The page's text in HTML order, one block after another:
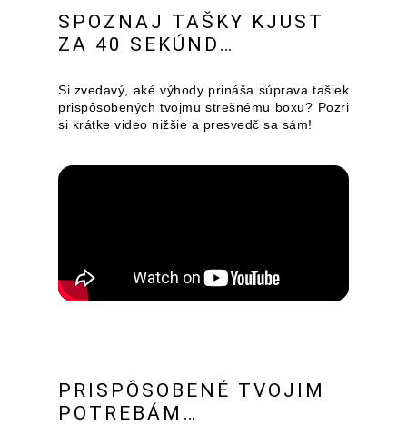
SPOZNAJ TAŠKY KJUST
ZA 40 SEKÚND…
Si zvedavý, aké výhody prináša súprava tašiek
prispôsobených tvojmu strešnému boxu? Pozri
si krátke video nižšie a presvedč sa sám!
PRISPÔSOBENÉ TVOJIM
POTREBÁM…